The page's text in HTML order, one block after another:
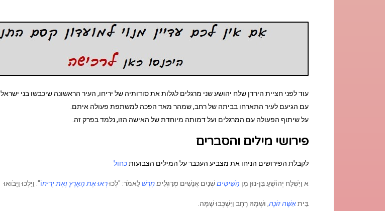
עוד לפני חציית הירדן שלח יהושע שני מרגלים לגלות את סודותיה של יריחו, העיר הראשונה שיכבשו בני ישראל.
עם הגיעם לעיר התארחו בביתה של רחב, שמהר מאד הפכה למשתפת פעולה איתם.
על שיתוף הפעולה עם המרגלים ועל דמותה מיוחדת של האישה הזו, נלמד בפרק זה.
פירושי מילים והסברים
לקבלת הפירושים הניחו את מצביע העכבר על המילים הצבועותכחול
א וַיִּשְׁלַח יְהוֹשֻׁעַ בִּן-נוּן מִן הַשִּׁיטִּיםשְׁנַיִם אֲנָשִׁים מְרַגְּלִיםחֶרֶשׁ לֵאמֹר: "לְכוּרְאוּ אֶת הָאָרֶץ וְאֶת יְרִיחוֹ". וַיֵּלְכוּ וַיָּבֹואוּ
בֵּיתאִשָּׁה זוֹנָה, וּשְׁמָהּ רָחָב וַיִּשְׁכְּבוּ שָׁמָּה.